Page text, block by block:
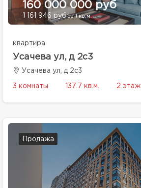
160 000 000 руб
1 161 946 рубза 1 кв.м.
квартира
Усачева ул, д 2с3
Усачева ул, д 2с3
3 комнаты 137.7 кв.м. 2 этаж
Продажа